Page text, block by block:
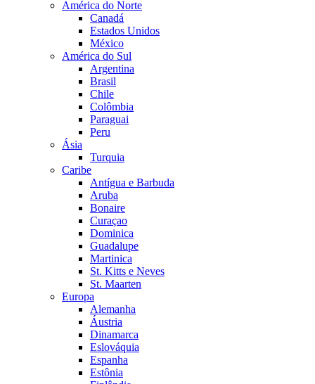
América do Norte
Canadá
Estados Unidos
México
América do Sul
Argentina
Brasil
Chile
Colômbia
Paraguai
Peru
Ásia
Turquia
Caribe
Antígua e Barbuda
Aruba
Bonaire
Curaçao
Dominica
Guadalupe
Martinica
St. Kitts e Neves
St. Maarten
Europa
Alemanha
Áustria
Dinamarca
Eslováquia
Espanha
Estônia